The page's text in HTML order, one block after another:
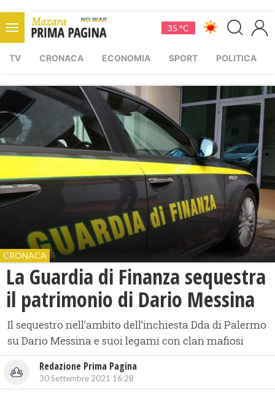
35 °C
TV CRONACA ECONOMIA SPORT POLITICA
CRONACA
La Guardia di Finanza sequestra
il patrimonio di Dario Messina
Il sequestro nell’ambito dell’inchiesta Dda di Palermo
su Dario Messina e suoi legami con clan mafiosi
Redazione Prima Pagina
30 Settembre 2021 16:28